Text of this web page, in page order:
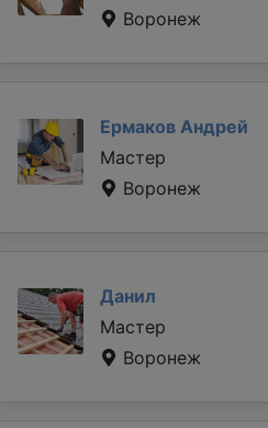
Воронеж
Ермаков Андрей
Мастер
Воронеж
Данил
Мастер
Воронеж